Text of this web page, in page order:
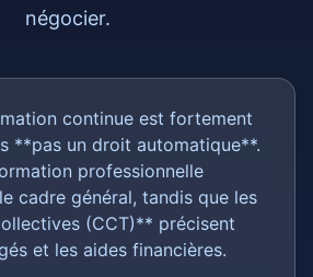
négocier.
continue est fortement
**pas un droit automatique**.
professionnelle
cadre général, tandis que les
(CCT)** précisent
et les aides financières.